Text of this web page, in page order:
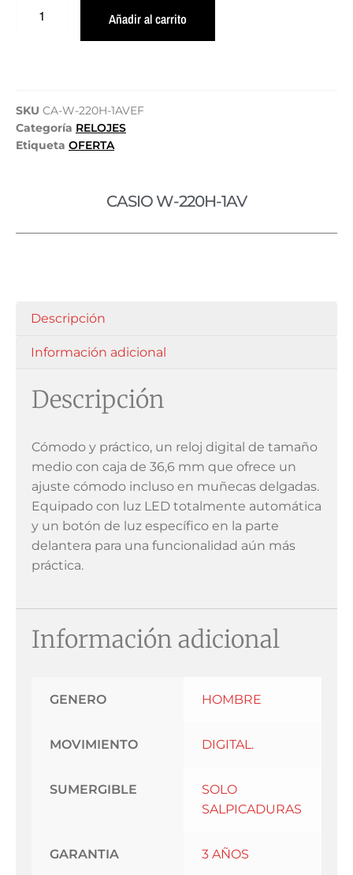
Añadir al carrito
SKU CA-W-220H-1AVEF
Categoría RELOJES
Etiqueta OFERTA
CASIO W-220H-1AV
Descripción
Información adicional
Descripción
Cómodo y práctico, un reloj digital de tamaño
medio con caja de 36,6 mm que ofrece un
ajuste cómodo incluso en muñecas delgadas.
Equipado con luz LED totalmente automática
y un botón de luz específico en la parte
delantera para una funcionalidad aún más
práctica.
Información adicional
GENERO HOMBRE
MOVIMIENTO DIGITAL.
SUMERGIBLE
SOLO
SALPICADURAS
GARANTIA 3 AÑOS